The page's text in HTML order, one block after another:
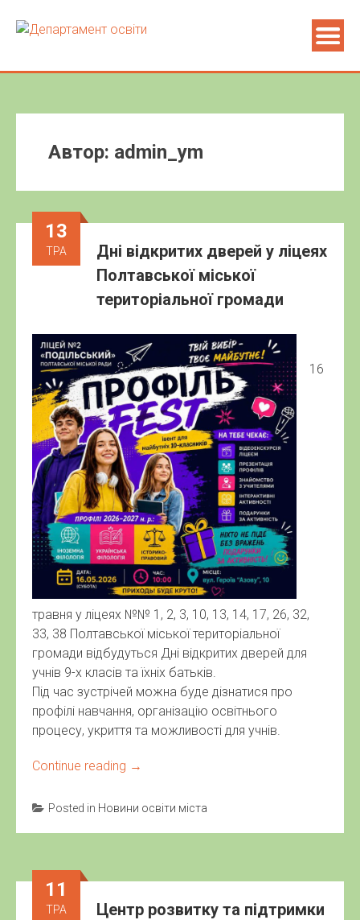
Автор: admin_ym
13
ТРА
Дні відкритих дверей у ліцеях
Полтавської міської
територіальної громади
16
травня у ліцеях №№ 1, 2, 3, 10, 13, 14, 17, 26, 32,
33, 38 Полтавської міської територіальної
громади відбудуться Дні відкритих дверей для
учнів 9-х класів та їхніх батьків.
Під час зустрічей можна буде дізнатися про
профілі навчання, організацію освітнього
процесу, укриття та можливості для учнів.
Continue reading →
Posted in Новини освіти міста
11
ТРА
Центр розвитку та підтримки